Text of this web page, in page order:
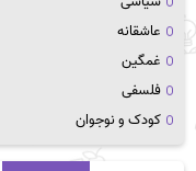
عاشقانه
غمگین
فلسفی
کودک و نوجوان